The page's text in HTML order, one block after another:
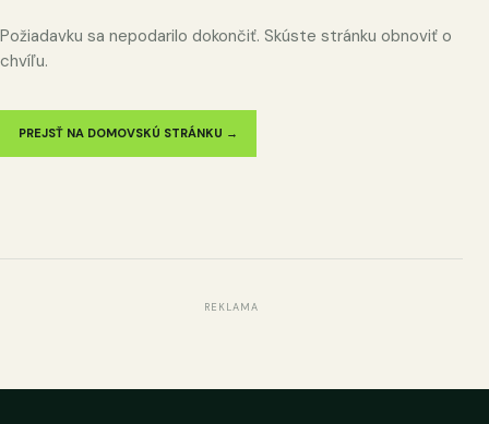
Požiadavku sa nepodarilo dokončiť. Skúste stránku obnoviť o
chvíľu.
PREJSŤ NA DOMOVSKÚ STRÁNKU →
REKLAMA